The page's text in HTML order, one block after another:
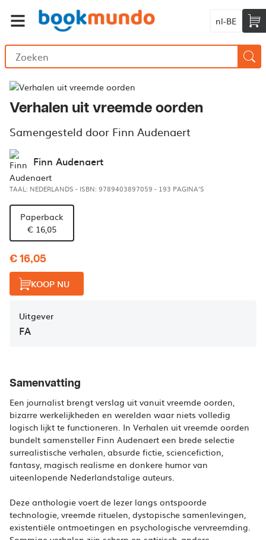
nl-BE
Verhalen uit vreemde oorden
Samengesteld door Finn Audenaert
Finn Audenaert
TAAL: NEDERLANDS - ISBN: 9789403897059 - 193 PAGINA’S
Paperback
€ 16,05
€ 16,05
KOOP NU
Uitgever
FA
Samenvatting
Een journalist brengt verslag uit vanuit vreemde oorden,
bizarre werkelijkheden en werelden waar niets volledig
logisch lijkt te functioneren. In Verhalen uit vreemde oorden
bundelt samensteller Finn Audenaert een brede selectie
surrealistische verhalen, absurde fictie, sciencefiction,
fantasy, magisch realisme en donkere humor van
uiteenlopende Nederlandstalige auteurs.
Deze anthologie voert de lezer langs ontspoorde
technologie, vreemde rituelen, dystopische samenlevingen,
existentiële ontmoetingen en psychologische vervreemding.